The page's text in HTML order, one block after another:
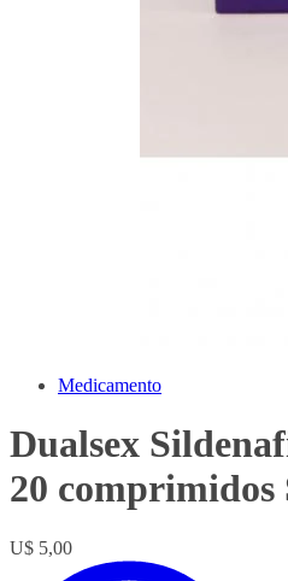
Medicamento
Dualsex
20
U$ 5,00